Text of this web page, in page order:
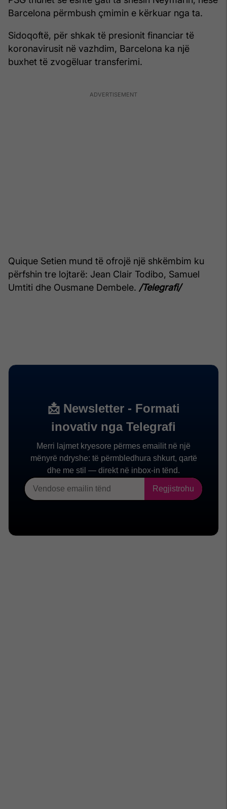
Barcelona përmbush çmimin e kërkuar nga ta.
Sidoqoftë, për shkak të presionit financiar të
koronavirusit në vazhdim, Barcelona ka një
buxhet të zvogëluar transferimi.
Quique Setien mund të ofrojë një shkëmbim ku
përfshin tre lojtarë: Jean Clair Todibo, Samuel
Umtiti dhe Ousmane Dembele. /Telegrafi/